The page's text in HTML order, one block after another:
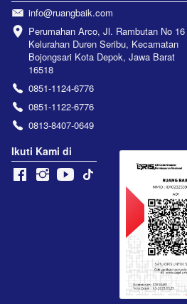
info@ruangbaik.com
Perumahan Arco, Jl. Rambutan No 16
Kelurahan Duren Seribu, Kecamatan
Bojongsari Kota Depok, Jawa Barat
16518
0851-1124-6776
0851-1122-6776
0813-8407-0649
Ikuti Kami di